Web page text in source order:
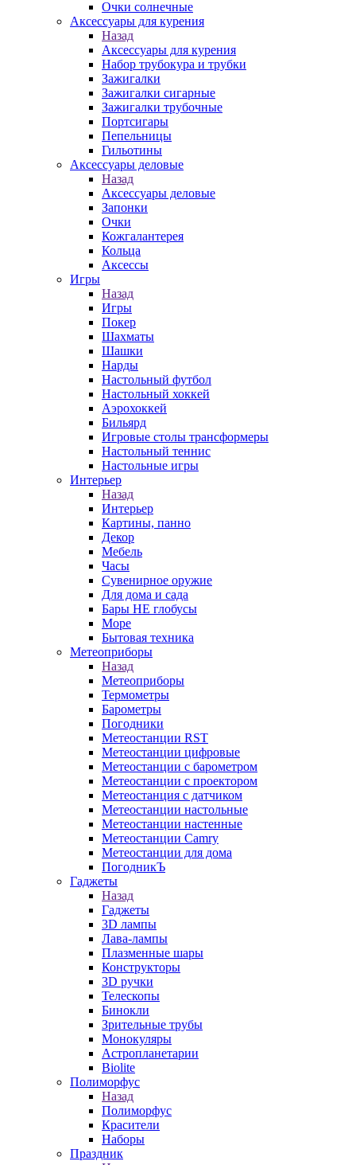
Очки солнечные
Аксессуары для курения
Назад
Аксессуары для курения
Набор трубокура и трубки
Зажигалки
Зажигалки сигарные
Зажигалки трубочные
Портсигары
Пепельницы
Гильотины
Аксессуары деловые
Назад
Аксессуары деловые
Запонки
Очки
Кожгалантерея
Кольца
Аксессы
Игры
Назад
Игры
Покер
Шахматы
Шашки
Нарды
Настольный футбол
Настольный хоккей
Аэрохоккей
Бильярд
Игровые столы трансформеры
Настольный теннис
Настольные игры
Интерьер
Назад
Интерьер
Картины, панно
Декор
Мебель
Часы
Сувенирное оружие
Для дома и сада
Бары НЕ глобусы
Море
Бытовая техника
Метеоприборы
Назад
Метеоприборы
Термометры
Барометры
Погодники
Метеостанции RST
Метеостанции цифровые
Метеостанции с барометром
Метеостанции с проектором
Метеостанция с датчиком
Метеостанции настольные
Метеостанции настенные
Метеостанции Camry
Метеостанции для дома
ПогодникЪ
Гаджеты
Назад
Гаджеты
3D лампы
Лава-лампы
Плазменные шары
Конструкторы
3D ручки
Телескопы
Бинокли
Зрительные трубы
Монокуляры
Астропланетарии
Biolite
Полиморфус
Назад
Полиморфус
Красители
Наборы
Праздник